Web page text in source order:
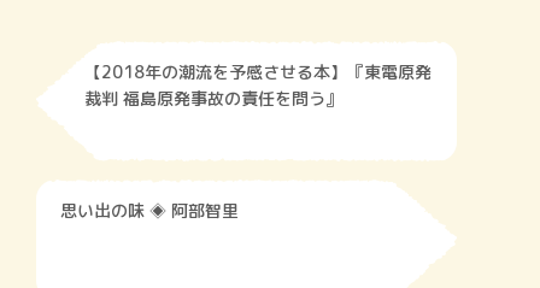
【2018年の潮流を予感させる本】『東電原発
裁判 福島原発事故の責任を問う』
思い出の味 ◈ 阿部智里